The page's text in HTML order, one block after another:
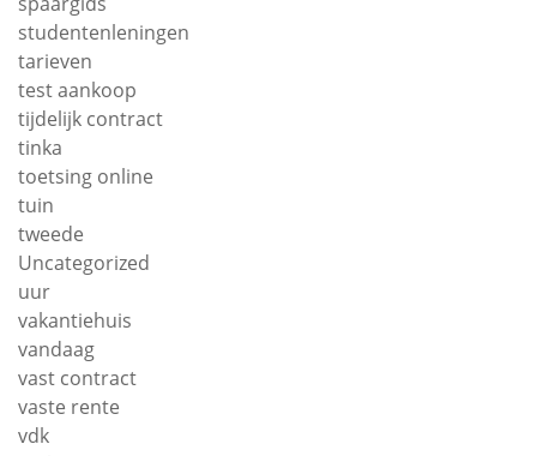
studentenleningen
tarieven
test aankoop
tijdelijk contract
tinka
toetsing online
tuin
tweede
Uncategorized
uur
vakantiehuis
vandaag
vast contract
vaste rente
vdk